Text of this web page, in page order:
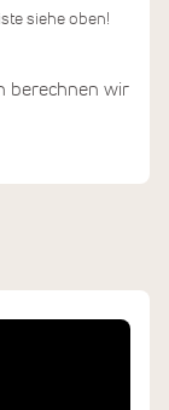
siehe oben!
berechnen wir